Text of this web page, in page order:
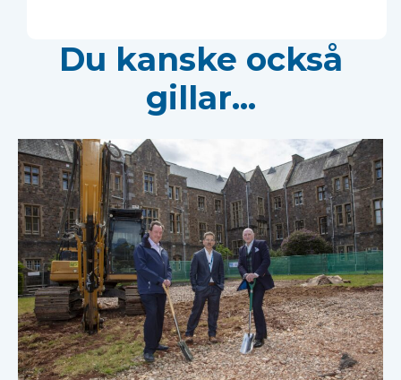
Du kanske också
gillar...